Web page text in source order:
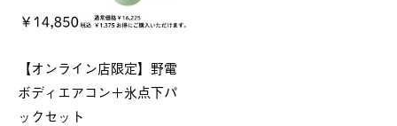
【オンライン店限定】野電
ボディエアコン＋氷点下パ
ックセット